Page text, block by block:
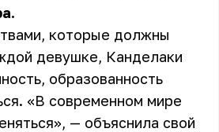
которые должны
девушке, Канделаки
образованность
«В современном мире
— объяснила свой